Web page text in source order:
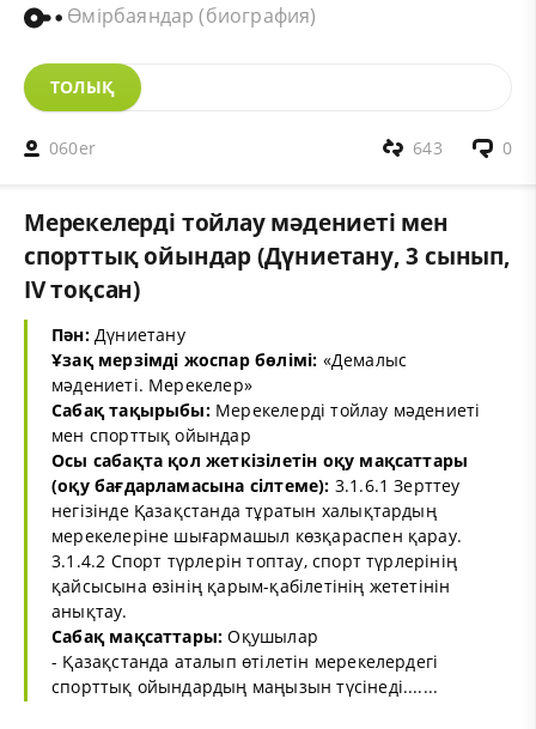
Өмірбаяндар (биография)
ТОЛЫҚ
060er 0
643
Мерекелерді тойлау мәдениеті мен
спорттық ойындар (Дүниетану, 3 сынып,
IV тоқсан)
Пән:Дүниетану
Ұзақ мерзімді жоспар бөлімі: «Демалыс
мәдениеті. Мерекелер»
Сабақ тақырыбы:Мерекелерді тойлау мәдениеті
мен спорттық ойындар
Осы сабақта қол жеткізілетін оқу мақсаттары
(оқу бағдарламасына сілтеме): 3.1.6.1 Зерттеу
негізінде Қазақстанда тұратын халықтардың
мерекелеріне шығармашыл көзқараспен қарау.
3.1.4.2 Спорт түрлерін топтау, спорт түрлерінің
қайсысына өзінің қарым-қабілетінің жететінін
анықтау.
Сабақ мақсаттары: Оқушылар
- Қазақстанда аталып өтілетін мерекелердегі
спорттық ойындардың маңызын түсінеді.......